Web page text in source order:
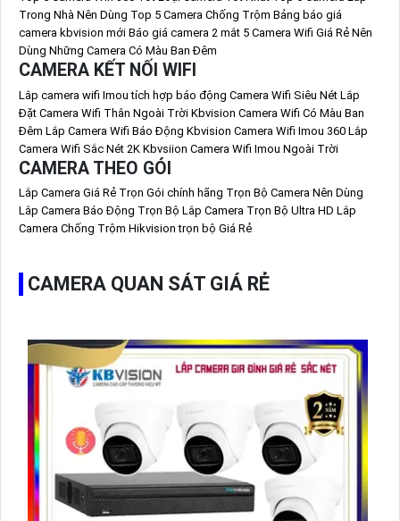
Trong Nhà Nên Dùng Top 5 Camera Chống Trộm Bảng báo giá
camera kbvision mới Báo giá camera 2 mắt 5 Camera Wifi Giá Rẻ Nên
Dùng Những Camera Có Màu Ban Đêm
CAMERA KẾT NỐI WIFI
Lắp camera wifi Imou tích hợp báo động Camera Wifi Siêu Nét Lắp
Đặt Camera Wifi Thân Ngoài Trời Kbvision Camera Wifi Có Màu Ban
Đêm Lắp Camera Wifi Báo Động Kbvision Camera Wifi Imou 360 Lắp
Camera Wifi Sắc Nét 2K Kbvsiion Camera Wifi Imou Ngoài Trời
CAMERA THEO GÓI
Lắp Camera Giá Rẻ Trọn Gói chính hãng Trọn Bộ Camera Nên Dùng
Lắp Camera Báo Động Trọn Bộ Lắp Camera Trọn Bộ Ultra HD Lắp
Camera Chống Trộm Hikvision trọn bộ Giá Rẻ
CAMERA QUAN SÁT GIÁ RẺ